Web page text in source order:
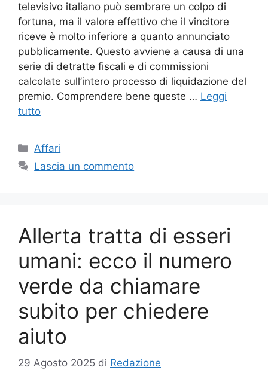
televisivo italiano può sembrare un colpo di
fortuna, ma il valore effettivo che il vincitore
riceve è molto inferiore a quanto annunciato
pubblicamente. Questo avviene a causa di una
serie di detratte fiscali e di commissioni
calcolate sull’intero processo di liquidazione del
premio. Comprendere bene queste … Leggi
tutto
Categorie
Affari
Lascia un commento
Allerta tratta di esseri
umani: ecco il numero
verde da chiamare
subito per chiedere
aiuto
29 Agosto 2025 di Redazione